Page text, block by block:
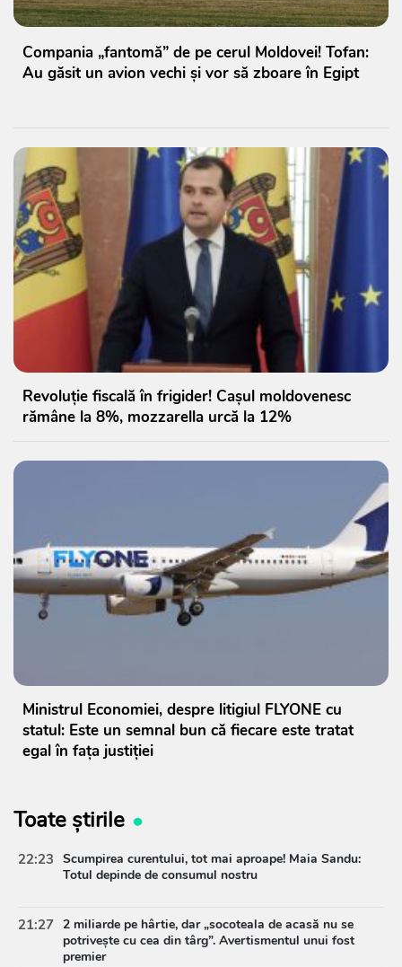
Compania „fantomă” de pe cerul Moldovei! Tofan:
Au găsit un avion vechi și vor să zboare în Egipt
Revoluție fiscală în frigider! Cașul moldovenesc
rămâne la 8%, mozzarella urcă la 12%
Ministrul Economiei, despre litigiul FLYONE cu
statul: Este un semnal bun că fiecare este tratat
egal în fața justiției
Toate știrile
22:23 Scumpirea curentului, tot mai aproape! Maia Sandu:
Totul depinde de consumul nostru
21:27 2 miliarde pe hârtie, dar „socoteala de acasă nu se
potrivește cu cea din târg”. Avertismentul unui fost
premier